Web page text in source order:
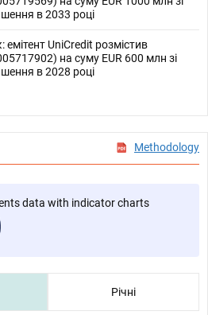
в 2033 році
емітент UniCredit розмістив
на суму EUR 600 млн зі
в 2028 році
Methodology
data with indicator charts
Річні